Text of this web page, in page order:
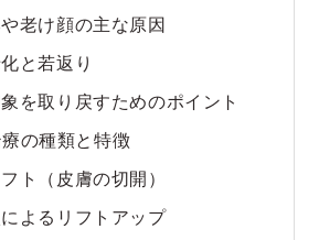
老け顔の主な原因
と若返り
を取り戻すためのポイント
の種類と特徴
ト（皮膚の切開）
よるリフトアップ